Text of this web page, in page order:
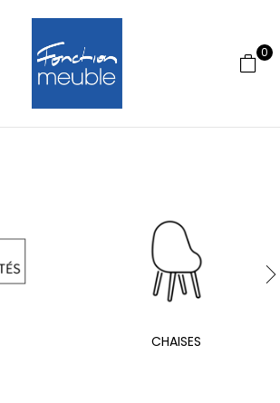
0
CHAISES